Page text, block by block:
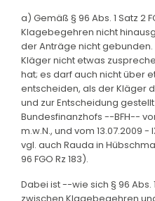
a) Gemäß § 96 Abs. 1 Satz 2
Klagebegehren nicht
der Anträge nicht
Kläger nicht etwas
hat; es darf auch nicht über
entscheiden, als der Kläger
und zur Entscheidung
Bundesfinanzhofs --BFH--
m.w.N., und vom 13.07.2009 -
vgl. auch Rauda in
96 FGO Rz 183).
Dabei ist --wie sich § 96 Abs.